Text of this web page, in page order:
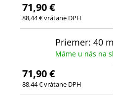
71,90 €
88,44 € vrátane DPH
Priemer: 40
Máme u nás na
71,90 €
88,44 € vrátane DPH